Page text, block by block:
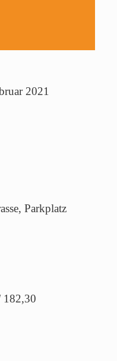
2021
Parkplatz
182,30